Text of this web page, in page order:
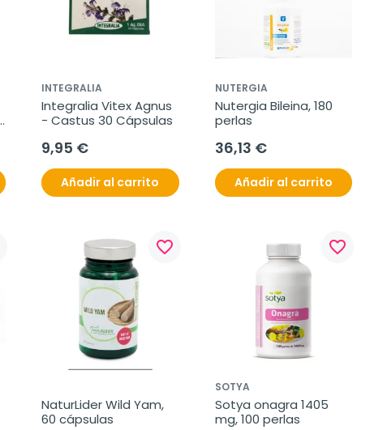
INTEGRALIA
Integralia Vitex Agnus
- Castus 30 Cápsulas
9,95 €
Añadir al carrito
NUTERGIA
Nutergia Bileina, 180
perlas
36,13 €
Añadir al carrito
favorite_border
NaturLider Wild Yam,
60 cápsulas
favorite_border
SOTYA
Sotya onagra 1405
mg, 100 perlas